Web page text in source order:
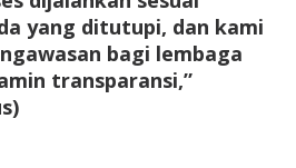
yang ditutupi, dan kami
bagi lembaga
transparansi,”
)